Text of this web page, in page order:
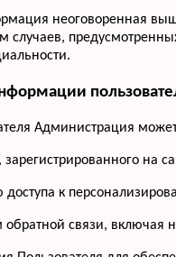
неоговоренная
случаев,
Администрация может
на
доступа к
связи, включая